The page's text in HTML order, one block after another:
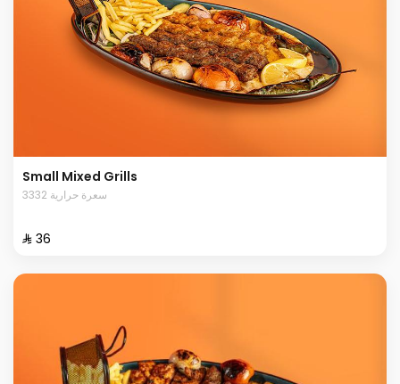
Small Mixed Grills
3332 سعرة حرارية
⁨⁦‪‬ 36⁩